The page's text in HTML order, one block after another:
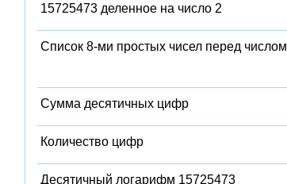
15725473 деленное на число 2
Список 8-ми простых чисел перед числом
Сумма десятичных цифр
Количество цифр
Десятичный логарифм 15725473